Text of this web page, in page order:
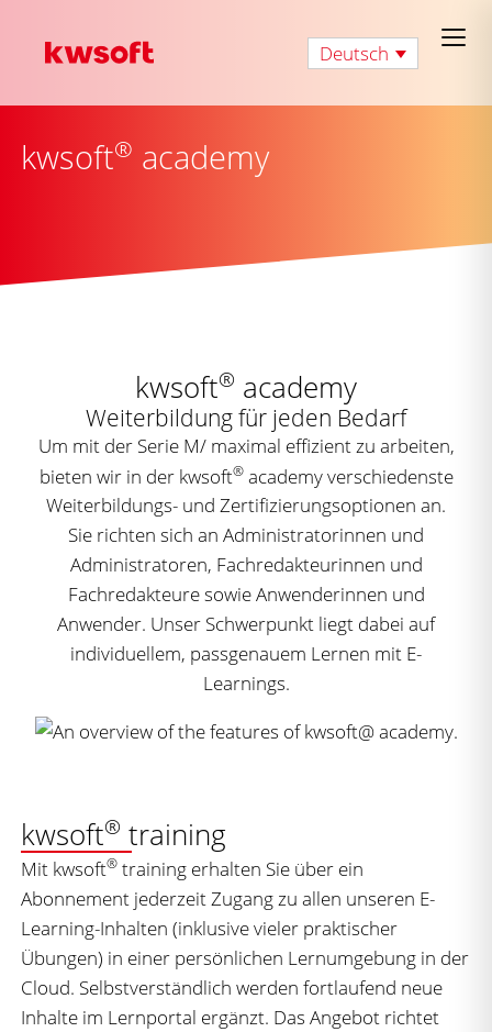
Deutsch
kwsoft® academy
kwsoft® academy
Weiterbildung für jeden Bedarf
Um mit der Serie M/ maximal effizient zu arbeiten,
bieten wir in der kwsoft®academy verschiedenste
Weiterbildungs- und Zertifizierungsoptionen an.
Sie richten sich an Administratorinnen und
Administratoren, Fachredakteurinnen und
Fachredakteure sowie Anwenderinnen und
Anwender. Unser Schwerpunkt liegt dabei auf
individuellem, passgenauem Lernen mit E-
Learnings.
kwsoft® training​​
Mit kwsoft® training erhalten Sie über ein
Abonnement jederzeit Zugang zu allen unseren E-
Learning-Inhalten (inklusive vieler praktischer
Übungen) in einer persönlichen Lernumgebung in der
Cloud. Selbstverständlich werden fortlaufend neue
Inhalte im Lernportal ergänzt. Das Angebot richtet